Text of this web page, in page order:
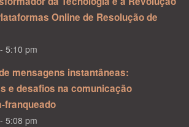
Online de Resolução de
5:10 pm
mensagens instantâneas:
e desafios na comunicação
franqueado
5:08 pm